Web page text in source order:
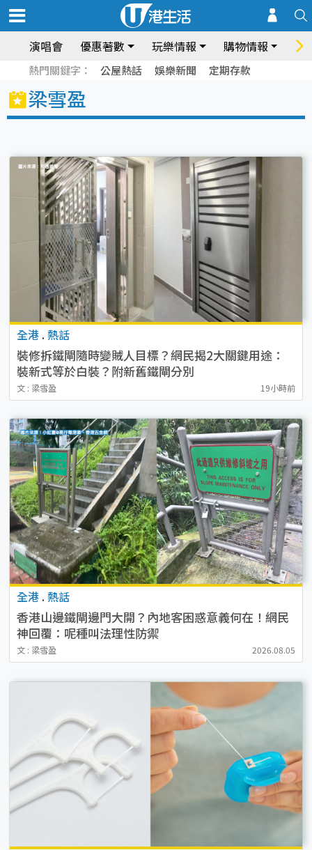
演唱會 優惠著數 玩樂情報 購物情報 飲
熱門關鍵字： 公屋熱話 娛樂新聞 定期存款
梁雪盈
全港 . 熱話
裝修拆鐵閘隨時變賊人目標？網民揭2大關鍵用途：
裝新式等於白裝？附新舊鐵閘分別
文 : 梁雪盈 19小時前
全港 . 熱話
香港山邊鐵閘邊門大開？內地客困惑意義何在！網民
神回覆：呢種叫法理性防禦
文 : 梁雪盈 2026.08.05